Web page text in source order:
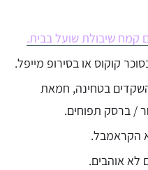
קמח שיבולת שועל בבית.
קוקוס או בסירופ מייפל.
בטחינה, חמאת
/ ברסק תפוחים.
הקראמבל.
לא אוהבים.